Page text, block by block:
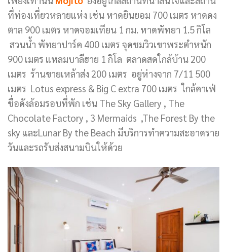
ที่ท่องเที่ยวหลายแห่ง เช่น หาดยินยอม 700 เมตร หาดดง
ตาล 900 เมตร หาดจอมเทียน 1 กม. หาดพัทยา 1.5 กิโล
สวนน้ำ พัทยาปาร์ค 400 เมตร จุดชมวิวเขาพระตำหนัก
900 เมตร แหลมบาลีฮาย 1 กิโล ตลาดสดใกล้บ้าน 200
เมตร ร้านขายเหล้าส่ง 200 เมตร อยู่ห่างจาก 7/11 500
เมตร Lotus express & Big C extra 700 เมตร ใกล้คาเฟ่
ชื่อดังล้อมรอบที่พัก เช่น The Sky Gallery , The
Chocolate Factory , 3 Mermaids ,The Forest By the
sky และLunar By the Beach มีบริการทำความสะอาดราย
วันและรถรับส่งสนามบินให้ด้วย